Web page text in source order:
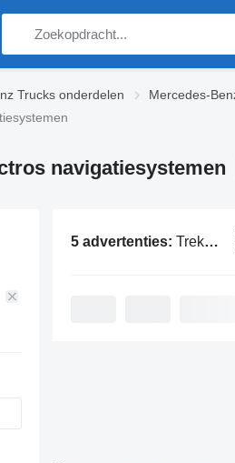
Trucks onderdelen Mercedes-
navigatiesystemen
5 advertenties: Trekker Mercedes-Benz Actros navigatiesystemen